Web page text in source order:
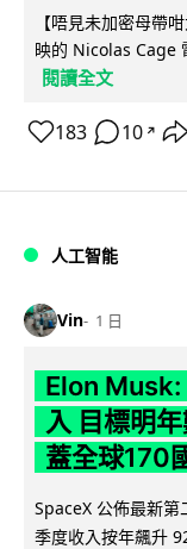
【唔見未加密母帶
映的 Nicolas Cage
閱讀全文
183 10 ↗
人工智能
Vin 1 日
Elon Musk:
入 目標明
蓋全球170
SpaceX 公佈最新
季度收入按年飆升